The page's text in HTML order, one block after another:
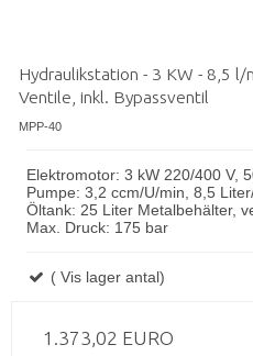
Hydraulikstation - 3 KW - 8,5
Ventile, inkl. Bypassventil
MPP-40
Elektromotor: 3 kW 220/400 V,
Pumpe: 3,2 ccm/U/min, 8,5
Öltank: 25 Liter Metalbehälter,
Max. Druck: 175 bar
( Vis lager antal)
1.373,02 EURO